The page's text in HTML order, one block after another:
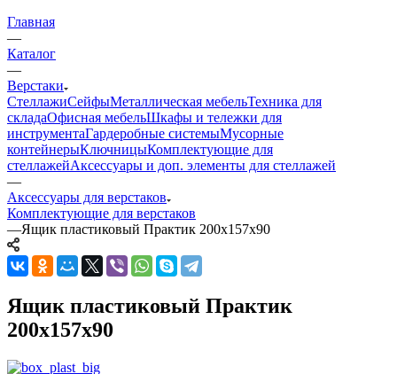
Главная
—
Каталог
—
Верстаки
СтеллажиСейфыМеталлическая мебельТехника для
складаОфисная мебельШкафы и тележки для
инструментаГардеробные системыМусорные
контейнерыКлючницыКомплектующие для
стеллажейАксессуары и доп. элементы для стеллажей
—
Аксессуары для верстаков
Комплектующие для верстаков
—Ящик пластиковый Практик 200x157x90
Ящик пластиковый Практик
200x157x90